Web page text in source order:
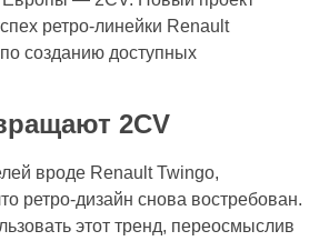
ретро-линейки Renault
созданию доступных
2CV
вроде Renault Twingo,
ретро-дизайн снова востребован.
этот тренд, переосмыслив